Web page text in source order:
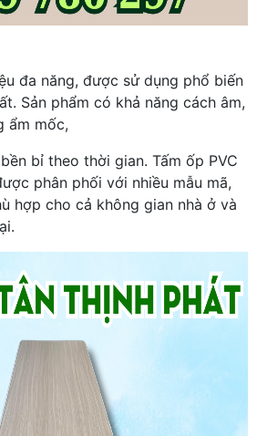
đa năng, được sử dụng phổ biến
Sản phẩm có khả năng cách âm,
ẩm mốc,
bỉ theo thời gian. Tấm ốp PVC
phân phối với nhiều mẫu mã,
hợp cho cả không gian nhà ở và